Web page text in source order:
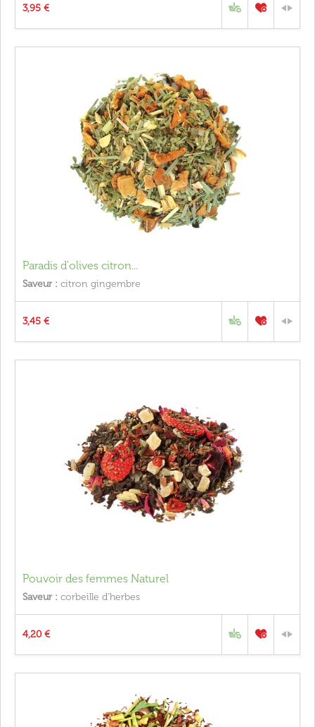
3,95 €
Paradis d'olives citron...
Saveur : citron gingembre
3,45 €
Pouvoir des femmes Naturel
Saveur : corbeille d'herbes
4,20 €